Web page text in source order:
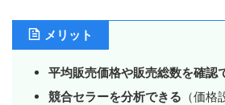
メリット
平均販売価格や販売総数を確認
競合セラーを分析できる （価